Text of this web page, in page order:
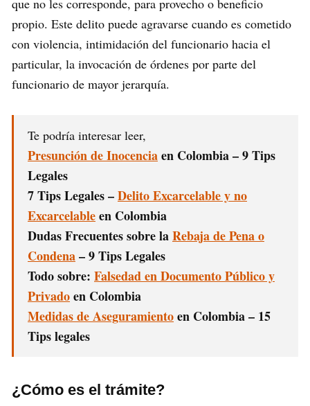
que no les corresponde, para provecho o beneficio
propio. Este delito puede agravarse cuando es cometido
con violencia, intimidación del funcionario hacia el
particular, la invocación de órdenes por parte del
funcionario de mayor jerarquía.
Te podría interesar leer,
Presunción de Inocenciaen Colombia – 9 Tips
Legales
7 Tips Legales –Delito Excarcelable y no
Excarcelableen Colombia
Dudas Frecuentes sobre laRebaja de Pena o
Condena– 9 Tips Legales
Todo sobre: Falsedad en Documento Público y
Privadoen Colombia
Medidas de Aseguramientoen Colombia – 15
Tips legales
¿Cómo es el trámite?